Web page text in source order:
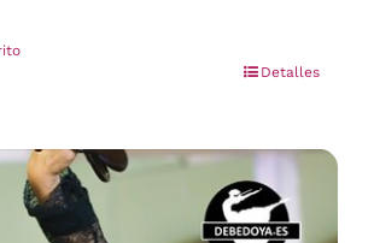
Detalles